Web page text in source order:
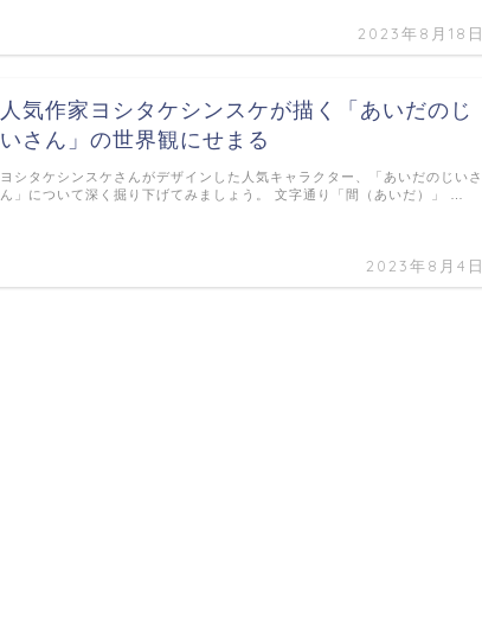
2023年8月18日
人気作家ヨシタケシンスケが描く「あいだのじ
いさん」の世界観にせまる
2023年8月4日
ヨシタケシンスケさんがデザインした人気キャラクター、「あいだのじいさ
ん」について深く掘り下げてみましょう。 文字通り「間（あいだ）」 …